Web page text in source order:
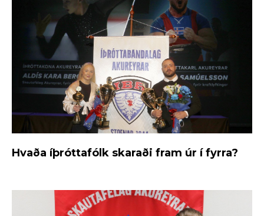
Hvaða íþróttafólk skaraði fram úr í fyrra?